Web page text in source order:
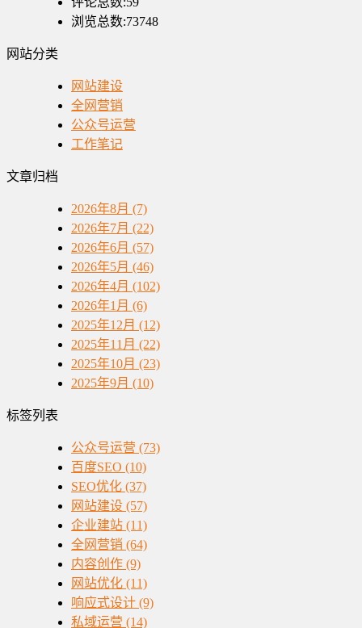
浏览总数:73748
网站分类
网站建设
全网营销
公众号运营
工作笔记
文章归档
2026年8月 (7)
2026年7月 (22)
2026年6月 (57)
2026年5月 (46)
2026年4月 (102)
2026年1月 (6)
2025年12月 (12)
2025年11月 (22)
2025年10月 (23)
2025年9月 (10)
标签列表
公众号运营 (73)
百度SEO (10)
SEO优化 (37)
网站建设 (57)
企业建站 (11)
全网营销 (64)
内容创作 (9)
网站优化 (11)
响应式设计 (9)
私域运营 (14)